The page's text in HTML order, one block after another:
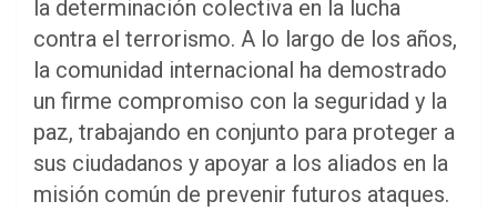
la determinación colectiva en la lucha
contra el terrorismo. A lo largo de los años,
la comunidad internacional ha demostrado
un firme compromiso con la seguridad y la
paz, trabajando en conjunto para proteger a
sus ciudadanos y apoyar a los aliados en la
misión común de prevenir futuros ataques.